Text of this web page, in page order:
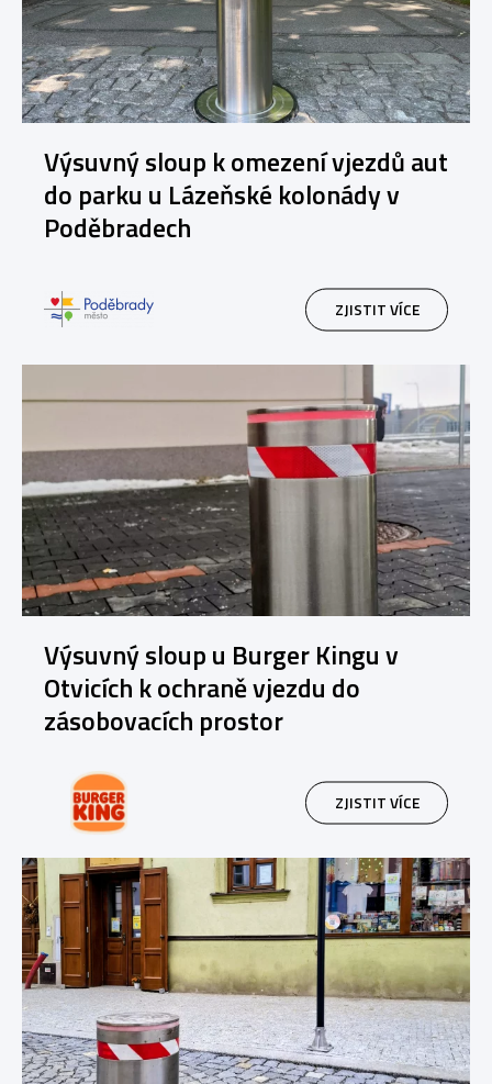
Výsuvný sloup k omezení vjezdů aut
do parku u Lázeňské kolonády v
Poděbradech
ZJISTIT VÍCE
Výsuvný sloup u Burger Kingu v
Otvicích k ochraně vjezdu do
zásobovacích prostor
ZJISTIT VÍCE